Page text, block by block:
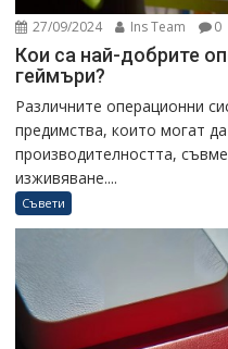
27/09/2024 Ins Team 0
Кои са най-добрите
геймъри?
Различните операционни
предимства, които могат
производителността,
изживяване....
Съвети